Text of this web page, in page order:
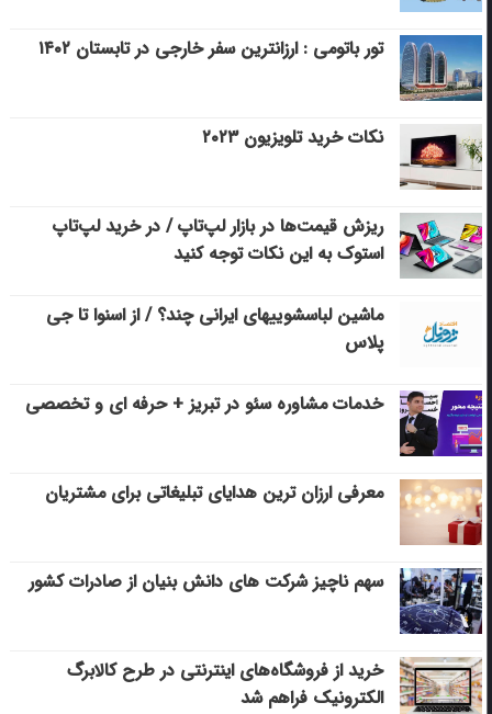
تور باتومی : ارزانترین سفر خارجی در تابستان ۱۴۰۲
نکات خرید تلویزیون ۲۰۲۳
ریزش قیمت‌ها در بازار لپ‌تاپ / در خرید لپ‌تاپ
استوک به این نکات توجه کنید
ماشین لباسشویی‎های ایرانی چند؟ / از اسنوا تا جی
پلاس
خدمات مشاوره سئو در تبریز + حرفه ای و تخصصی
معرفی ارزان ترین هدایای تبلیغاتی برای مشتریان
سهم ناچیز شرکت های دانش بنیان از صادرات کشور
خرید از فروشگاه‌های اینترنتی در طرح کالابرگ
الکترونیک فراهم شد